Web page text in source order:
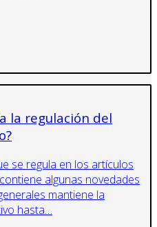
la regulación del
se regula en los artículos
algunas novedades
mantiene la
hasta…